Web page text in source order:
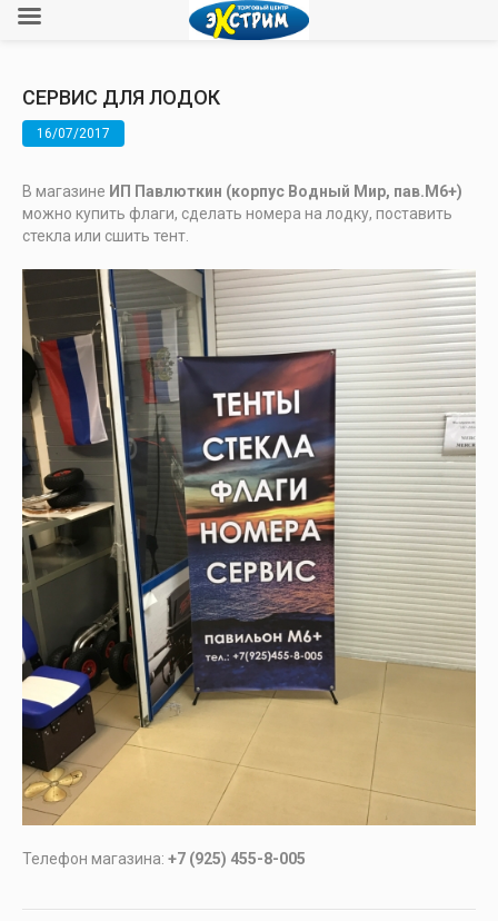
СЕРВИС ДЛЯ ЛОДОК
16/07/2017
В магазине ИП Павлюткин (корпус Водный Мир, пав.М6+)
можно купить флаги, сделать номера на лодку, поставить
стекла или сшить тент.
Телефон магазина: +7 (925) 455-8-005